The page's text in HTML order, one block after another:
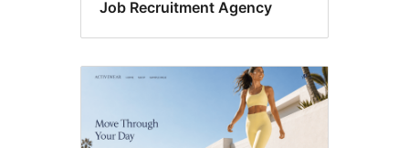
Job Recruitment Agency